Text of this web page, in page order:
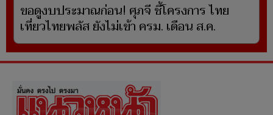
ขอดูงบประมาณก่อน! ศุภจี ชี้โครงการ ไทย
เที่ยวไทยพลัส ยังไม่เข้า ครม. เดือน ส.ค.